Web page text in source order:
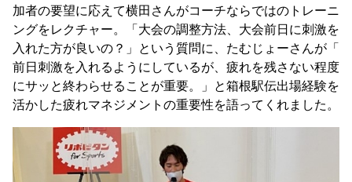
加者の要望に応えて横田さんがコーチならではのトレーニ
ングをレクチャー。「大会の調整方法、大会前日に刺激を
入れた方が良いの？」という質問に、たむじょーさんが「
前日刺激を入れるようにしているが、疲れを残さない程度
にサッと終わらせることが重要。」と箱根駅伝出場経験を
活かした疲れマネジメントの重要性を語ってくれました。